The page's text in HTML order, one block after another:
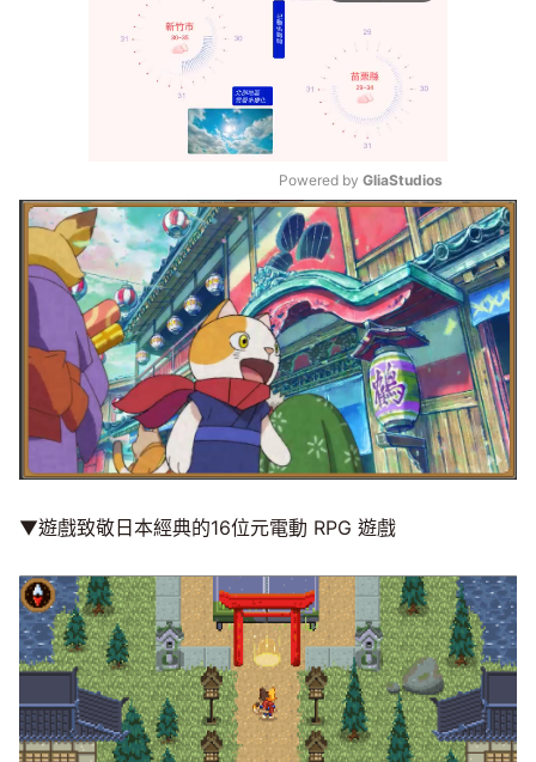
Mute
Powered by GliaStudios
▼遊戲致敬日本經典的16位元電動 RPG 遊戲